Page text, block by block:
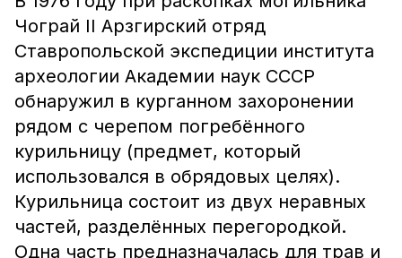
Чограй II Арзгирский отряд
Ставропольской экспедиции института
археологии Академии наук СССР
обнаружил в курганном захоронении
рядом с черепом погребённого
курильницу (предмет, который
использовался в обрядовых целях).
Курильница состоит из двух неравных
частей, разделённых перегородкой.
Одна часть предназначалась для трав и